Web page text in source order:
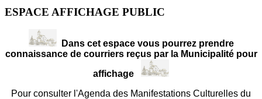
ESPACE AFFICHAGE PUBLIC
Dans cet espace vous pourrez prendre
connaissance de courriers reçus par la Municipalité pour
affichage
Pour consulter l'Agenda des Manifestations Culturelles du